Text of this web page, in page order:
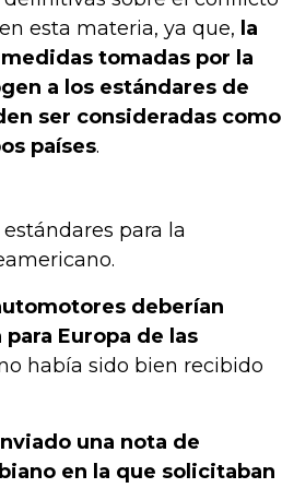
esta materia, ya que, la
tomadas por la
a los estándares de
ser consideradas como
países.
para la
deberían
Europa de las
había sido bien recibido
una nota de
en la que solicitaban